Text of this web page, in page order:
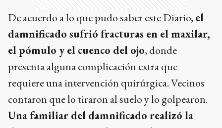
De acuerdo a lo que pudo saber este Diario, el
damnificado sufrió fracturas en el maxilar,
el pómulo y el cuenco del ojo, donde
presenta alguna complicación extra que
requiere una intervención quirúrgica. Vecinos
contaron que lo tiraron al suelo y lo golpearon.
Una familiar del damnificado realizó la